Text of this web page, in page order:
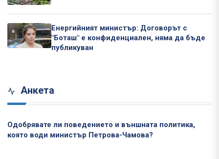
Енергийният министър: Договорът с
"Боташ" е конфиденциален, няма да бъде
публикуван
Анкета
Одобрявате ли поведението и външната политика,
която води министър Петрова-Чамова?